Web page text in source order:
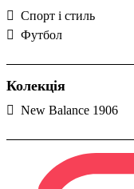
Спорт і стиль
Футбол
Колекція
New Balance 1906